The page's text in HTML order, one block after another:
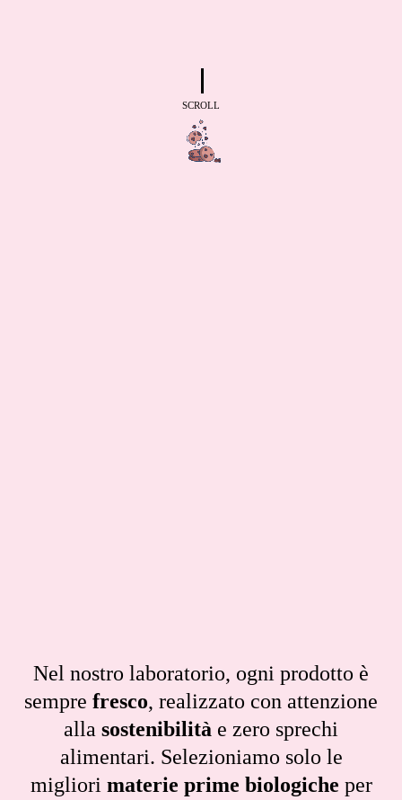
SCROLL
Nel nostro laboratorio, ogni prodotto è
sempre fresco, realizzato con attenzione
alla sostenibilità e zero sprechi
alimentari. Selezioniamo solo le
migliori materie prime biologiche per